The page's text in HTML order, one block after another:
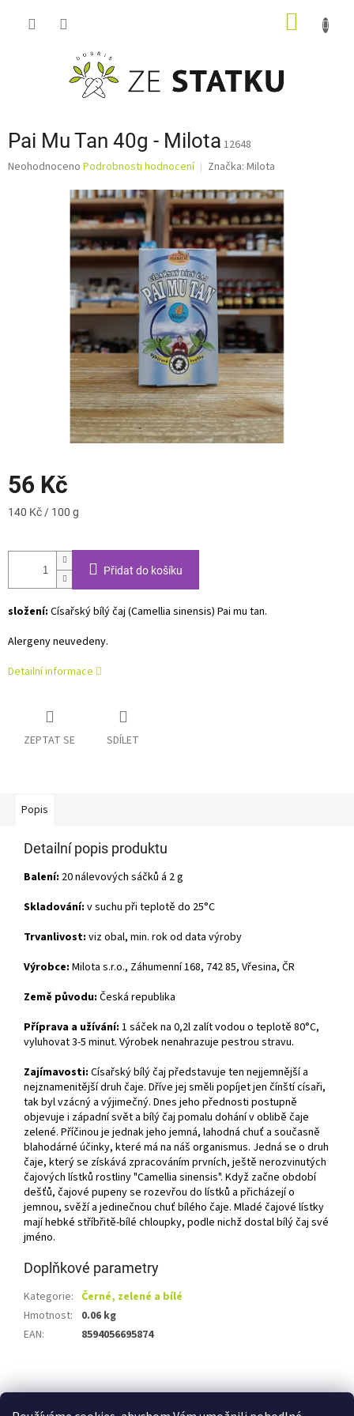
Pai Mu Tan 40g - Milota 12648
Průměrné
Neohodnoceno Podrobnosti hodnocení Značka: Milota
56 Kč
Měrná
140 Kč / 100 g
Přidat do košíku
složení: Císařský bílý čaj (Camellia sinensis) Pai mu tan.
Alergeny neuvedeny.
Detailní informace
ZEPTAT SE SDÍLET
Popis
Detailní popis produktu
Balení: 20 nálevových sáčků á 2 g
Skladování: v suchu při teplotě do 25°C
Trvanlivost: viz obal, min. rok od data výroby
Výrobce: Milota s.r.o., Záhumenní 168, 742 85, Vřesina, ČR
Země původu: Česká republika
Příprava a užívání: 1 sáček na 0,2l zalít vodou o teplotě 80°C,
vyluhovat 3-5 minut. Výrobek nenahrazuje pestrou stravu.
Zajímavosti: Císařský bílý čaj představuje ten nejjemnější a
nejznamenitější druh čaje. Dříve jej směli popíjet jen čínští císaři,
tak byl vzácný a výjimečný. Dnes jeho přednosti postupně
objevuje i západní svět a bílý čaj pomalu dohání v oblibě čaje
zelené. Příčinou je jednak jeho jemná, lahodná chuť a současně
blahodárné účinky, které má na náš organismus. Jedná se o druh
čaje, který se získává zpracováním prvních, ještě nerozvinutých
čajových lístků rostliny "Camellia sinensis". Když začne období
dešťů, čajové pupeny se rozevřou do lístků a přicházejí o
jemnou, svěží a jedinečnou chuť bílého čaje. Mladé čajové lístky
mají hebké stříbřitě-bílé chloupky, podle nichž dostal bílý čaj své
jméno.
Doplňkové parametry
Kategorie: Černé, zelené a bílé
Hmotnost:
0.06 kg
EAN: 8594056695874
á